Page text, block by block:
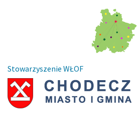
Stowarzyszenie WŁOF